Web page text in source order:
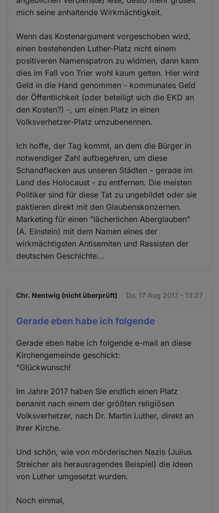
mich seine anhaltende Wirkmächtigkeit.
Wenn das Kostenargument vorgeschoben wird,
einen bestehenden Luther-Platz nicht einem
positiveren Namenspatron zu widmen, dann kann
dies im Fall von Trier wohl kaum gelten. Hier wird
Geld in die Hand genommen - kommunales Geld
der Öffentlichkeit (oder beteiligt sich die EKD an
den Kosten?) -, um einen Platz in einen
Volksverhetzer-Platz umzubenennen.
Ich hoffe, der Tag kommt, an dem die Bürger in
notwendiger Zahl aufbegehren, um diese
Schandflecken aus unseren Städten - gerade im
Land des Holocaust - zu entfernen. Die meisten
Politiker sind für diese Tat zu ungebildet oder sie
paktieren direkt mit den Glaubenskonzernen.
Marketing für einen "lächerlichen Aberglauben"
(A. Einstein) mit dem Namen eines der
wirkmächtigsten Antisemiten und Rassisten der
deutschen Geschichte...
Chr. Nentwig (nicht überprüft) Do. 17 Aug 2017 - 13:27
Gerade eben habe ich folgende
Gerade eben habe ich folgende e-mail an diese
Kirchengemeinde geschickt:
"Glückwunsch!
Im Jahre 2017 haben Sie endlich einen Platz
benannt nach einem der größten religiösen
Volksverhetzer, nach Dr. Martin Luther, direkt an
Ihrer Kirche.
Und schön, wie von mörderischen Nazis (Julius
Streicher als herausragendes Beispiel) die Ideen
von Luther umgesetzt wurden.
Noch einmal,